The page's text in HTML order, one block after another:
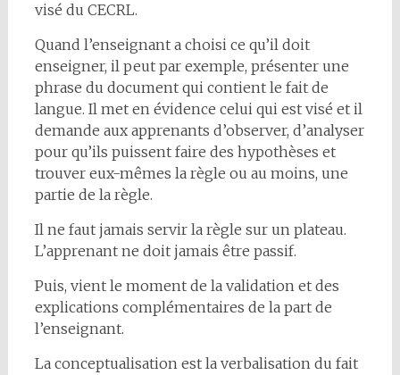
visé du CECRL.
Quand l’enseignant a choisi ce qu’il doit
enseigner, il peut par exemple, présenter une
phrase du document qui contient le fait de
langue. Il met en évidence celui qui est visé et il
demande aux apprenants d’observer, d’analyser
pour qu’ils puissent faire des hypothèses et
trouver eux-mêmes la règle ou au moins, une
partie de la règle.
Il ne faut jamais servir la règle sur un plateau.
L’apprenant ne doit jamais être passif.
Puis, vient le moment de la validation et des
explications complémentaires de la part de
l’enseignant.
La conceptualisation est la verbalisation du fait